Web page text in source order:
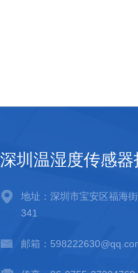
深圳温湿度传感器
地址：深圳市宝安区福海
341
邮箱：